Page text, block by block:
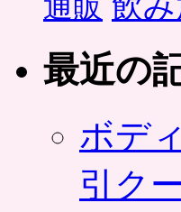
通販 飲
最近の
ボデ
引ク